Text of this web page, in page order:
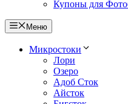
Купоны для
Меню
Микростоки
Лори
Озеро
Адоб Сток
Айсток